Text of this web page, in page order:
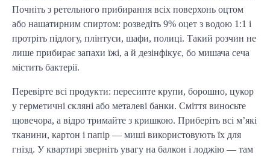
Почніть з ретельного прибирання всіх поверхонь оцтом
або нашатирним спиртом: розведіть 9% оцет з водою 1:1 і
протріть підлогу, плінтуси, шафи, полиці. Такий розчин не
лише прибирає запахи їжі, а й дезінфікує, бо мишача сеча
містить бактерії.
Перевірте всі продукти: пересипте крупи, борошно, цукор
у герметичні скляні або металеві банки. Сміття виносьте
щовечора, а відро тримайте з кришкою. Приберіть всі м’які
тканини, картон і папір — миші використовують їх для
гнізд. У квартирі зверніть увагу на балкон і лоджію — там